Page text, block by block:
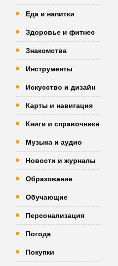
Еда и напитки
Здоровье и фитнес
Знакомства
Инструменты
Искусство и дизайн
Карты и навигация
Книги и справочники
Музыка и аудио
Новости и журналы
Образование
Обучающие
Персонализация
Погода
Покупки